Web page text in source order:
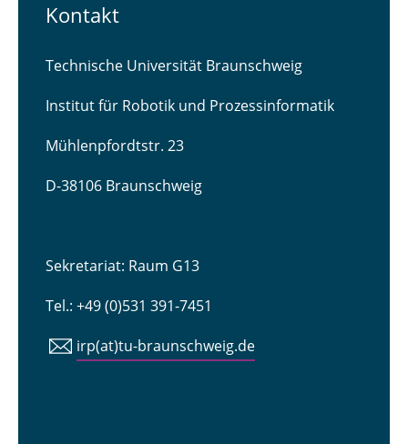
Kontakt
Technische Universität Braunschweig
Institut für Robotik und Prozessinformatik
Mühlenpfordtstr. 23
D-38106 Braunschweig
Sekretariat: Raum G13
Tel.: +49 (0)531 391-7451
irp(at)tu-braunschweig.de